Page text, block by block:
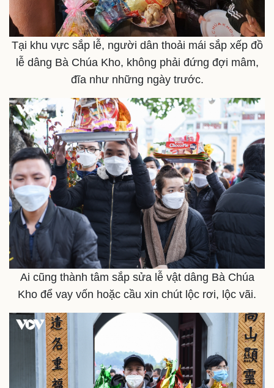
Thể thao
Lịch thi đấu bóng đá
Thế giới thể thao
Ô tô - Xe máy
Xe máy
Tư vấn
Tại khu vực sắp lễ, người dân thoải mái sắp xếp đồ
lễ dâng Bà Chúa Kho, không phải đứng đợi mâm,
đĩa như những ngày trước.
Ai cũng thành tâm sắp sửa lễ vật dâng Bà Chúa
Kho để vay vốn hoặc cầu xin chút lộc rơi, lộc vãi.